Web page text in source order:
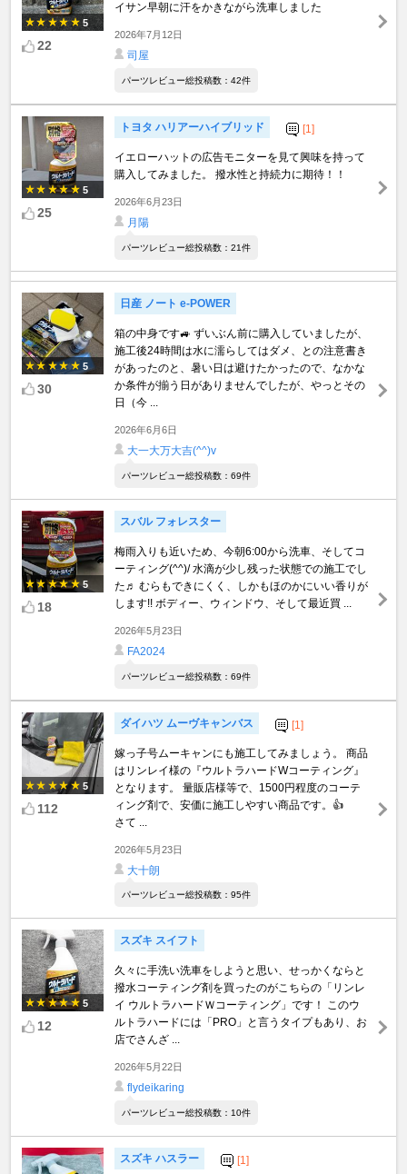
5
22
イサン早朝に汗をかきながら洗車しました
2026年7月12日
司屋
パーツレビュー総投稿数：42件
5
25
トヨタ ハリアーハイブリッド [1]
イエローハットの広告モニターを見て興味を持って
購入してみました。 撥水性と持続力に期待！！
2026年6月23日
月陽
パーツレビュー総投稿数：21件
5
30
日産 ノート e-POWER
箱の中身です🚙 ずいぶん前に購入していましたが、
施工後24時間は水に濡らしてはダメ、との注意書き
があったのと、暑い日は避けたかったので、なかな
か条件が揃う日がありませんでしたが、やっとその
日（今 ...
2026年6月6日
大一大万大吉(^^)v
パーツレビュー総投稿数：69件
5
18
スバル フォレスター
梅雨入りも近いため、今朝6:00から洗車、そしてコ
ーティング(^^)/ 水滴が少し残った状態での施工でし
た♬ むらもできにくく、しかもほのかにいい香りが
します!! ボディー、ウィンドウ、そして最近買 ...
2026年5月23日
FA2024
パーツレビュー総投稿数：69件
5
112
ダイハツ ムーヴキャンバス [1]
嫁っ子号ムーキャンにも施工してみましょう。 商品
はリンレイ様の『ウルトラハードWコーティング』
となります。 量販店様等で、1500円程度のコーテ
ィング剤で、安価に施工しやすい商品です。👍
さて ...
2026年5月23日
大十朗
パーツレビュー総投稿数：95件
5
12
スズキ スイフト
久々に手洗い洗車をしようと思い、せっかくならと
撥水コーティング剤を買ったのがこちらの「リンレ
イ ウルトラハードＷコーティング」です！ このウ
ルトラハードには「PRO」と言うタイプもあり、お
店でさんざ ...
2026年5月22日
flydeikaring
パーツレビュー総投稿数：10件
スズキ ハスラー [1]